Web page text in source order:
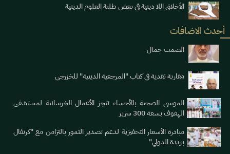
الأخلاق اللا دينية في بعض طلبة العلوم الدينية
أحدث الاضافات
الصمت جمال
مقاربة نقدية في كتاب "المرجعية الدينية" للخزرجي
الموسى الصحية بالأحساء تنجز الأعمال الخرسانية لمستشفى
الهفوف بسعة 300 سرير
مبادرة الأسعار التحفيزية لدعم تصدير التمور بالتزامن مع "كرنفال
بريدة الدولي"